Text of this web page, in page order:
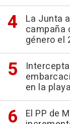
La Junta
campaña
género el
en la
El PP de